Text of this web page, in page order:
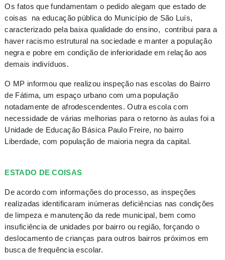
Os fatos que fundamentam o pedido alegam que estado de
coisas na educação pública do Município de São Luís,
caracterizado pela baixa qualidade do ensino, contribui para a
haver racismo estrutural na sociedade e manter a população
negra e pobre em condição de inferioridade em relação aos
demais indivíduos.
O MP informou que realizou inspeção nas escolas do Bairro
de Fátima, um espaço urbano com uma população
notadamente de afrodescendentes. Outra escola com
necessidade de várias melhorias para o retorno às aulas foi a
Unidade de Educação Básica Paulo Freire, no bairro
Liberdade, com população de maioria negra da capital.
ESTADO DE COISAS
De acordo com informações do processo, as inspeções
realizadas identificaram inúmeras deficiências nas condições
de limpeza e manutenção da rede municipal, bem como
insuficiência de unidades por bairro ou região, forçando o
deslocamento de crianças para outros bairros próximos em
busca de frequência escolar.